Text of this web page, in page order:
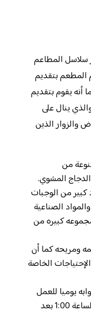
المطاعم
المطعم بتقديم
أنه يقوم بتقديم
ينال على
والزوار الذين
من
المشوي.
كبير من الوجبات
الصناعية
كبيره من
ومريحه كما أن
الخاصة
يوميا للعمل
من الساعة 11:00 صباحا وحتى الساعة 1:00 بعد